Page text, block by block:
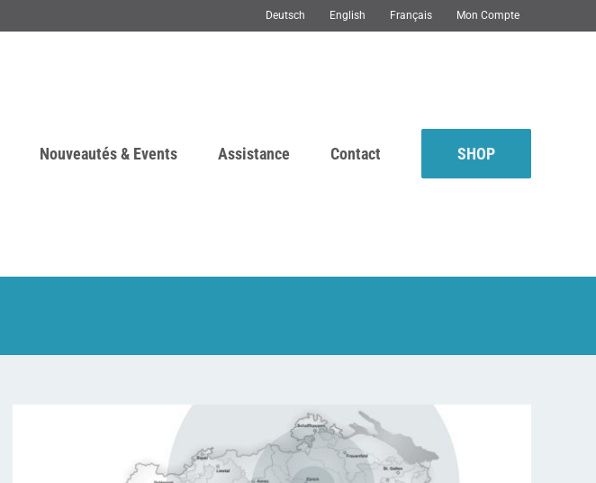
Deutsch English Français Mon Compte
Nouveautés & Events Assistance Contact SHOP